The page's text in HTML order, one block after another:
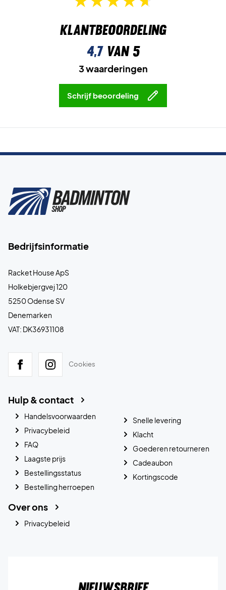
Klantbeoordeling
4,7van 5
3 waarderingen
Schrijf beoordeling
Bedrijfsinformatie
Racket House ApS
Holkebjergvej 120
5250 Odense SV
Denemarken
VAT: DK36931108
Cookies
Hulp & contact
Handelsvoorwaarden
Privacybeleid
FAQ
Laagste prijs
Bestellingsstatus
Bestelling herroepen
Snelle levering
Klacht
Goederen retourneren
Cadeaubon
Kortingscode
Over ons
Privacybeleid